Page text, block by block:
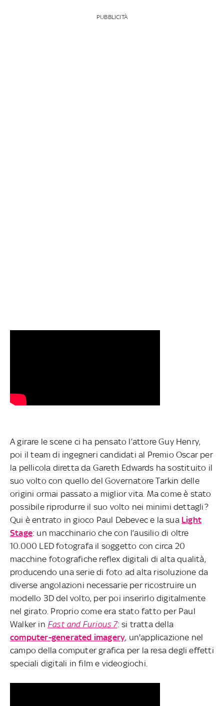
PUBBLICITÀ
A girare le scene ci ha pensato l’attore Guy Henry,
poi il team di ingegneri candidati al Premio Oscar per
la pellicola diretta da Gareth Edwards ha sostituito il
suo volto con quello del Governatore Tarkin delle
origini ormai passato a miglior vita. Ma come è stato
possibile riprodurre il suo volto nei minimi dettagli?
Qui è entrato in gioco Paul Debevec e la sua Light
Stage: un macchinario che con l’ausilio di oltre
10.000 LED fotografa il soggetto con circa 20
macchine fotografiche reflex digitali di alta qualità,
producendo una serie di foto ad alta risoluzione da
diverse angolazioni necessarie per ricostruire un
modello 3D del volto, per poi inserirlo digitalmente
nel girato. Proprio come era stato fatto per Paul
Walker in Fast and Furious 7: si tratta della
computer-generated imagery, un'applicazione nel
campo della computer grafica per la resa degli effetti
speciali digitali in film e videogiochi.